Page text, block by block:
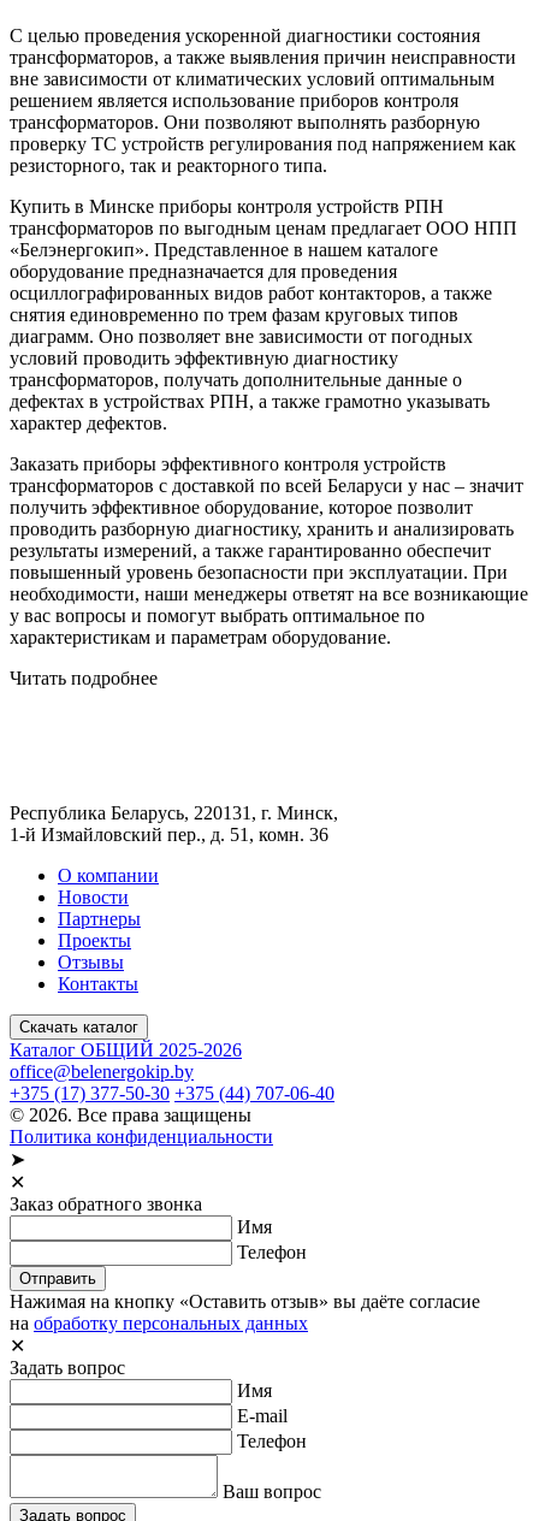
С целью проведения ускоренной диагностики состояния
трансформаторов, а также выявления причин неисправности
вне зависимости от климатических условий оптимальным
решением является использование приборов контроля
трансформаторов. Они позволяют выполнять разборную
проверку ТС устройств регулирования под напряжением как
резисторного, так и реакторного типа.
Купить в Минске приборы контроля устройств РПН
трансформаторов по выгодным ценам предлагает ООО НПП
«Белэнергокип». Представленное в нашем каталоге
оборудование предназначается для проведения
осциллографированных видов работ контакторов, а также
снятия единовременно по трем фазам круговых типов
диаграмм. Оно позволяет вне зависимости от погодных
условий проводить эффективную диагностику
трансформаторов, получать дополнительные данные о
дефектах в устройствах РПН, а также грамотно указывать
характер дефектов.
Заказать приборы эффективного контроля устройств
трансформаторов с доставкой по всей Беларуси у нас – значит
получить эффективное оборудование, которое позволит
проводить разборную диагностику, хранить и анализировать
результаты измерений, а также гарантированно обеспечит
повышенный уровень безопасности при эксплуатации. При
необходимости, наши менеджеры ответят на все возникающие
у вас вопросы и помогут выбрать оптимальное по
характеристикам и параметрам оборудование.
Читать подробнее
Республика Беларусь, 220131, г. Минск,
1-й Измайловский пер., д. 51, комн. 36
О компании
Новости
Партнеры
Проекты
Отзывы
Контакты
Скачать каталог
Каталог ОБЩИЙ 2025-2026
office@belenergokip.by
+375 (17) 377-50-30 +375 (44) 707-06-40
© 2026. Все права защищены
Политика конфиденциальности
➤
✕
Заказ обратного звонка
Имя
Телефон
Отправить
Нажимая на кнопку «Оставить отзыв» вы даёте согласие
на обработку персональных данных
✕
Задать вопрос
Имя
E-mail
Телефон
Ваш вопрос
Задать вопрос